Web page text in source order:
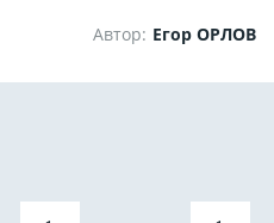
Автор: Егор ОРЛОВ